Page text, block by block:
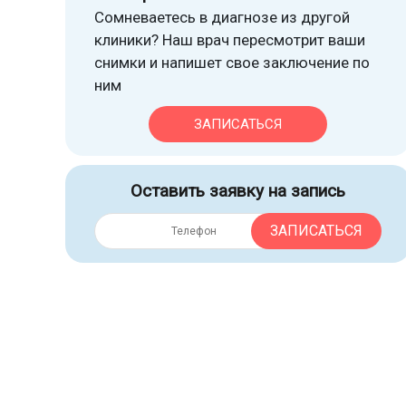
Сомневаетесь в диагнозе из другой
клиники? Наш врач пересмотрит ваши
снимки и напишет свое заключение по
ним
ЗАПИСАТЬСЯ
Оставить заявку на запись
ЗАПИСАТЬСЯ